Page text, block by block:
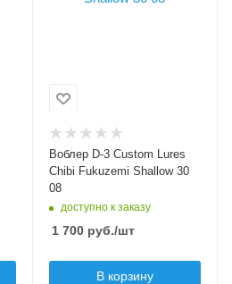
кренк
30
Вес приманки, гр
2.9
Плавучесть
floating (F)
Заглубление max, м
Воблер D-3 Custom Lures
Chibi Fukuzemi Shallow 30
08
доступно к заказу
1 700руб./шт
В корзину